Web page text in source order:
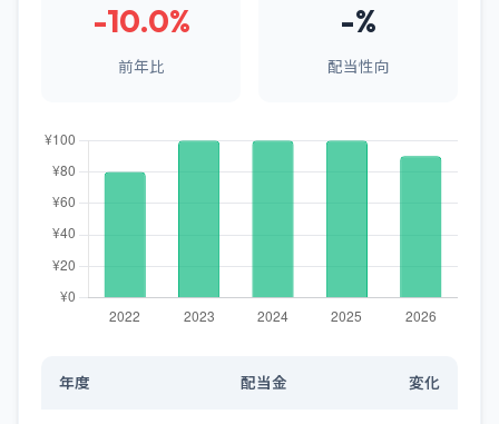
-10.0%
前年比
-%
配当性向
年度 配当金 変化